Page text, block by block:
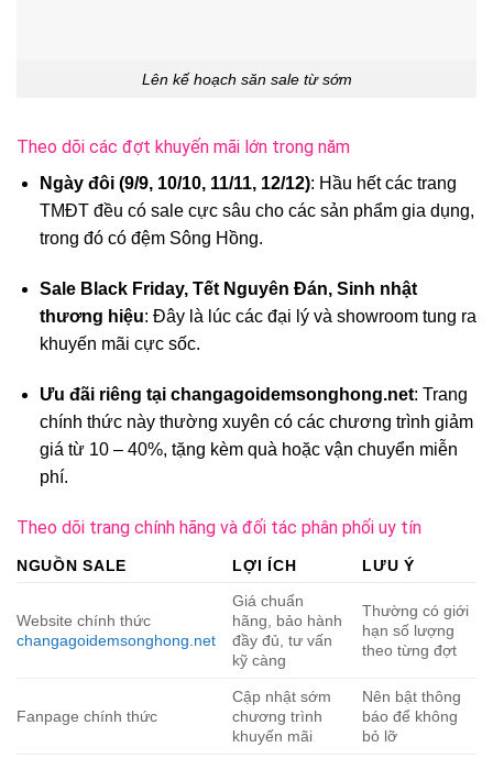
Lên kế hoạch săn sale từ sớm
Theo dõi các đợt khuyến mãi lớn trong năm
Ngày đôi (9/9, 10/10, 11/11, 12/12): Hầu hết các trang
TMĐT đều có sale cực sâu cho các sản phẩm gia dụng,
trong đó có đệm Sông Hồng.
Sale Black Friday, Tết Nguyên Đán, Sinh nhật
thương hiệu: Đây là lúc các đại lý và showroom tung ra
khuyến mãi cực sốc.
Ưu đãi riêng tại changagoidemsonghong.net: Trang
chính thức này thường xuyên có các chương trình giảm
giá từ 10 – 40%, tặng kèm quà hoặc vận chuyển miễn
phí.
Theo dõi trang chính hãng và đối tác phân phối uy tín
NGUỒN SALE LỢI ÍCH LƯU Ý
Website chính thức
changagoidemsonghong.net
Giá chuẩn
hãng, bảo hành
đầy đủ, tư vấn
kỹ càng
Thường có giới
hạn số lượng
theo từng đợt
Fanpage chính thức
Cập nhật sớm
chương trình
khuyến mãi
Nên bật thông
báo để không
bỏ lỡ